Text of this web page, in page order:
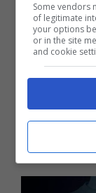
Ottobre 15,
arrivano
dall’estero.
Utilizzare
nostro
Some vendors
of legitimate
your options
or in the site
and cookie